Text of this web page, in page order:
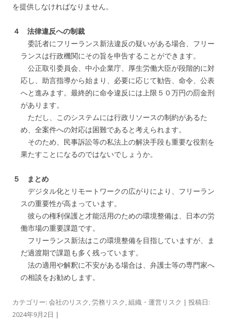
を提供しなければなりません。
４ 法律違反への制裁
委託者にフリーランス新法違反の疑いがある場合、フリー
ランスは行政機関にその旨を申告することができます。
公正取引委員会、中小企業庁、厚生労働大臣が段階的に対
応し、助言指導から始まり、必要に応じて勧告、命令、公表
へと進みます。最終的に命令違反には上限５０万円の罰金刑
があります。
ただし、このシステムには行政リソースの制約があるた
め、全案件への対応は困難であると考えられます。
そのため、民事訴訟等の私法上の解決手段も重要な役割を
果たすことになるのではないでしょうか。
５ まとめ
デジタル化とリモートワークの広がりにより、フリーラン
スの重要性が高まっています。
彼らの権利保護と才能活用のための環境整備は、日本の労
働市場の重要課題です。
フリーランス新法はこの環境整備を目指していますが、ま
だ過渡期で課題も多く残っています。
法の適用や解釈に不安がある場合は、弁護士等の専門家へ
の相談をお勧めします。
カテゴリー: 会社のリスク,労務リスク,組織・運営リスク | 投稿日:
2024年9月2日 |